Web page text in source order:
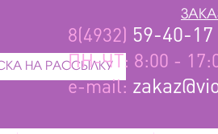
НА РАССЫЛКУ
8(4932) 59-40-17
ПН-ЧТ: 8:00 -
e-mail: